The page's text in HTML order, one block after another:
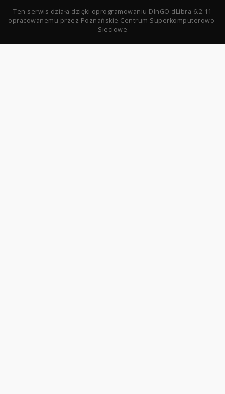
Ten serwis działa dzięki oprogramowaniu DInGO dLibra 6.2.11
opracowanemu przez Poznańskie Centrum Superkomputerowo-
Sieciowe